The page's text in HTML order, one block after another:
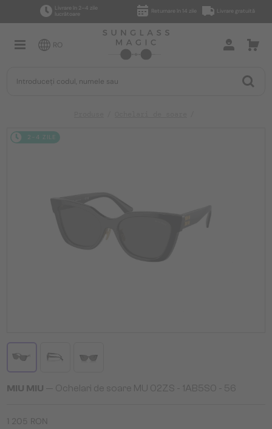
Livrare în 2–4 zile
lucrătoare
Returnare în 14 zile Livrare gratuită
RO
2-4 ZILE
MIU MIU — Ochelari de soare MU 02ZS - 1AB5S0 - 56
1 205 RON